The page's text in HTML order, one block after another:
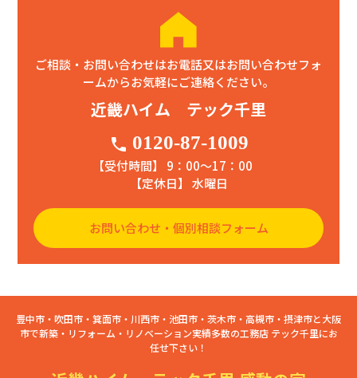
ご相談・お問い合わせはお電話又はお問い合わせフォ
ームからお気軽にご連絡ください。
近畿ハイム テック千里
phone 0120-87-1009
【受付時間】 9：00〜17：00
【定休日】 水曜日
お問い合わせ・個別相談フォーム
豊中市・吹田市・箕面市・川西市・池田市・茨木市・高槻市・摂津市と大阪
市で新築・リフォーム・リノベーション実績多数の工務店 テック千里にお
任せ下さい！